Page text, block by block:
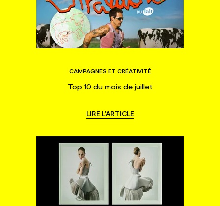
CAMPAGNES ET CRÉATIVITÉ
Top 10 du mois de juillet
LIRE L'ARTICLE